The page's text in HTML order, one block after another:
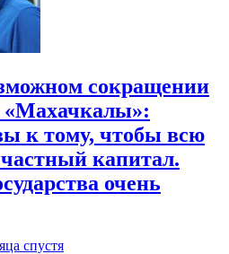
сокращении
«Махачкалы»:
к тому, чтобы всю
капитал.
очень
спустя